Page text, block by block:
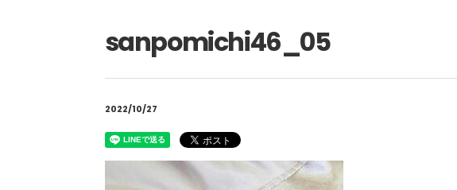
sanpomichi46_05
2022/10/27